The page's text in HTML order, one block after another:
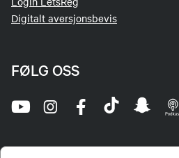
Digitalt aversjonsbevis
FØLG OSS